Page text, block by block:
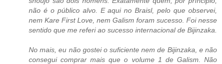
não é o público alvo. E aqui no Braisl, pelo que observei,
nem Kare First Love, nem Galism foram sucesso. Foi nesse
sentido que me referi ao sucesso internacional de Bijinzaka.
No mais, eu não gostei o suficiente nem de Bijinzaka, e não
consegui comprar mais que o volume 1 de Galism. Não